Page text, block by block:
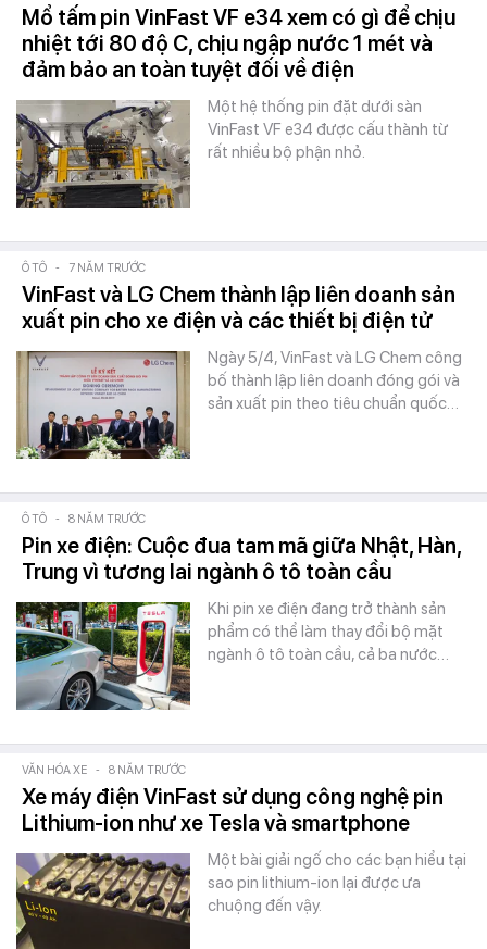
Mổ tấm pin VinFast VF e34 xem có gì để chịu
nhiệt tới 80 độ C, chịu ngập nước 1 mét và
đảm bảo an toàn tuyệt đối về điện
Một hệ thống pin đặt dưới sàn
VinFast VF e34 được cấu thành từ
rất nhiều bộ phận nhỏ.
Ô TÔ - 7 NĂM TRƯỚC
VinFast và LG Chem thành lập liên doanh sản
xuất pin cho xe điện và các thiết bị điện tử
Ngày 5/4, VinFast và LG Chem công
bố thành lập liên doanh đóng gói và
sản xuất pin theo tiêu chuẩn quốc…
Ô TÔ - 8 NĂM TRƯỚC
Pin xe điện: Cuộc đua tam mã giữa Nhật, Hàn,
Trung vì tương lai ngành ô tô toàn cầu
Khi pin xe điện đang trở thành sản
phẩm có thể làm thay đổi bộ mặt
ngành ô tô toàn cầu, cả ba nước…
VĂN HÓA XE - 8 NĂM TRƯỚC
Xe máy điện VinFast sử dụng công nghệ pin
Lithium-ion như xe Tesla và smartphone
Một bài giải ngố cho các bạn hiểu tại
sao pin lithium-ion lại được ưa
chuộng đến vậy.